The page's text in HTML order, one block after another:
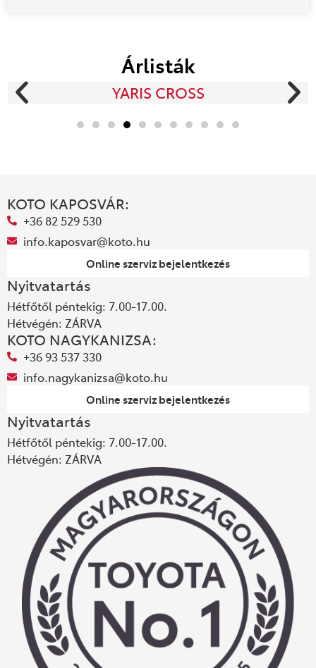
Árlisták
YARIS CROSS
KOTO KAPOSVÁR:
+36 82 529 530
info.kaposvar@koto.hu
Online szerviz bejelentkezés
Nyitvatartás
Hétfőtől péntekig: 7.00-17.00.
Hétvégén: ZÁRVA
KOTO NAGYKANIZSA:
+36 93 537 330
info.nagykanizsa@koto.hu
Online szerviz bejelentkezés
Nyitvatartás
Hétfőtől péntekig: 7.00-17.00.
Hétvégén: ZÁRVA